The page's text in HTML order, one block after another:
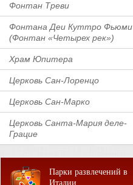
Фонтан Треви
Фонтана Деи Куттро Фьюми
(Фонтан «Четырех рек»)
Храм Юпитера
Церковь Сан-Лоренцо
Церковь Сан-Марко
Церковь Санта-Мария деле-
Грацие
Парки развлечений в
Италии